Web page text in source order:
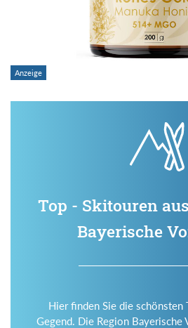
Top - Skitouren
Bayerische
Hier finden Sie die schönsten
Gegend. Die Region Bayerische